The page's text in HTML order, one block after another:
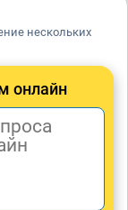
нескольких
онлайн